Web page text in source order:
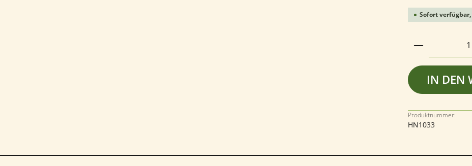
Sofort
Produkt
IN DEN
Produktnummer:
HN1033